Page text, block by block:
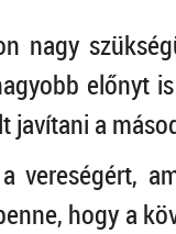
nagy
előnyt
javítani a
vereségért,
hogy a